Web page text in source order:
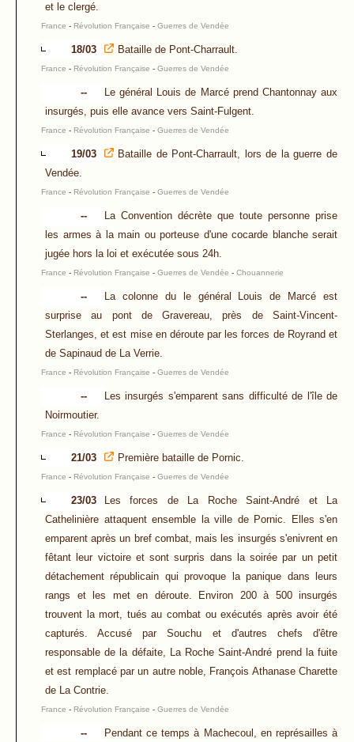
et le clergé.
France - Révolution Française - Guerres de Vendée
18/03 Bataille de Pont-Charrault.
France - Révolution Française - Guerres de Vendée
--
Le général Louis de Marcé prend Chantonnay aux
insurgés, puis elle avance vers Saint-Fulgent.
France - Révolution Française - Guerres de Vendée
19/03
Bataille de Pont-Charrault, lors de la guerre de
Vendée.
France - Révolution Française - Guerres de Vendée
--
La Convention décrète que toute personne prise
les armes à la main ou porteuse d'une cocarde blanche serait
jugée hors la loi et exécutée sous 24h.
France - Révolution Française - Guerres de Vendée - Chouannerie
--
La colonne du le général Louis de Marcé est
surprise au pont de Gravereau, près de Saint-Vincent-
Sterlanges, et est mise en déroute par les forces de Royrand et
de Sapinaud de La Verrie.
France - Révolution Française - Guerres de Vendée
--
Les insurgés s'emparent sans difficulté de l'île de
Noirmoutier.
France - Révolution Française - Guerres de Vendée
21/03 Première bataille de Pornic.
France - Révolution Française - Guerres de Vendée
23/03
Les forces de La Roche Saint-André et La
Cathelinière attaquent ensemble la ville de Pornic. Elles s'en
emparent après un bref combat, mais les insurgés s'enivrent en
fêtant leur victoire et sont surpris dans la soirée par un petit
détachement républicain qui provoque la panique dans leurs
rangs et les met en déroute. Environ 200 à 500 insurgés
trouvent la mort, tués au combat ou exécutés après avoir été
capturés. Accusé par Souchu et d'autres chefs d'être
responsable de la défaite, La Roche Saint-André prend la fuite
et est remplacé par un autre noble, François Athanase Charette
de La Contrie.
France - Révolution Française - Guerres de Vendée
--
Pendant ce temps à Machecoul, en représailles à